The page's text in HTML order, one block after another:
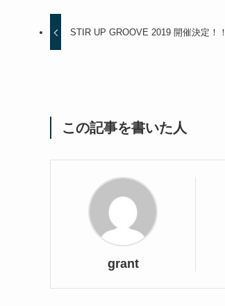
STIR UP GROOVE 2019 開催決定！！
この記事を書いた人
grant